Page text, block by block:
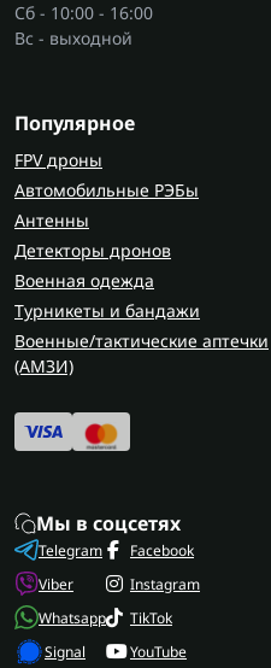
Сб - 10:00 - 16:00
Вс - выходной
Популярное
FPV дроны
Автомобильные РЭБы
Антенны
Детекторы дронов
Военная одежда
Турникеты и бандажи
Военные/тактические аптечки
(AMЗИ)
Мы в соцсетях
Telegram
Viber
Whatsapp
Signal
Facebook
Instagram
TikTok
YouTube